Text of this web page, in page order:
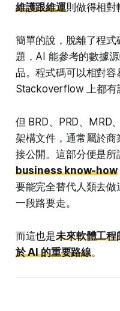
維護跟維運則做得相對
簡單的說，脫離了程
題，AI 能參考的數據
品。程式碼可以相對容
Stackoverflow 上都有
但 BRD、PRD、MRD
架構文件，通常屬於
接公開。這部分便是所
business know-how
要能完全替代人類去
一段路要走。
而這也是未來軟體工程
於 AI 的重要路線。